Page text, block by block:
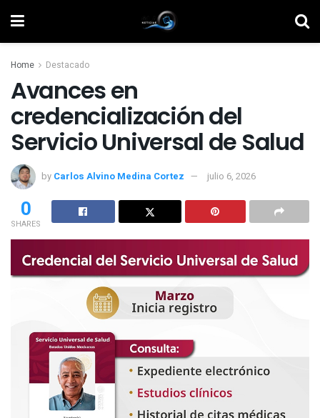
Home Destacado
Avances en
credencialización del
Servicio Universal de Salud
by Carlos Alvino Medina Cortez julio 6, 2026
0
SHARES